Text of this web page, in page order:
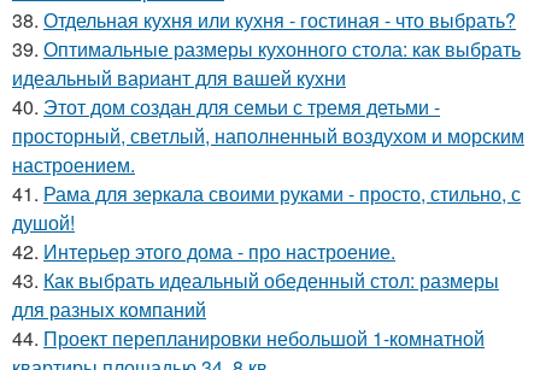
38. Отдельная кухня или кухня - гостиная - что выбрать?
39. Оптимальные размеры кухонного стола: как выбрать
идеальный вариант для вашей кухни
40. Этот дом создан для семьи с тремя детьми -
просторный, светлый, наполненный воздухом и морским
настроением.
41. Рама для зеркала своими руками - просто, стильно, с
душой!
42. Интерьер этого дома - про настроение.
43. Как выбрать идеальный обеденный стол: размеры
для разных компаний
44. Проект перепланировки небольшой 1-комнатной